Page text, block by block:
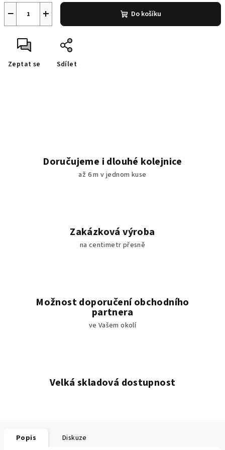
+
− Do košíku
Zeptat se Sdílet
Doručujeme i dlouhé kolejnice
až 6 m v jednom kuse
Zakázková výroba
na centimetr přesně
Možnost doporučení obchodního
partnera
ve Vašem okolí
Velká skladová dostupnost
Popis Diskuze